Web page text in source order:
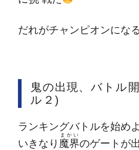
だれがチャンピオンにな
鬼の出現、バトル
ル２)
ランキングバトルを始め
いきなり 魔界
まかい
のゲートが